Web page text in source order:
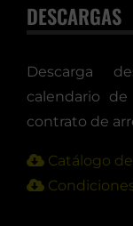
DESCARGAS
Descarga
calendario
contrato de
Catálogo